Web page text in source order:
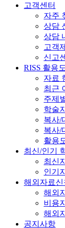
고객센터
자주
상담
상담
고객
신고
RISS 활용
자료
최근
주제
학술
복사/
복사/
활용
최신/인기
최신
인기
해외자료
해외
비용
해외
공지사항